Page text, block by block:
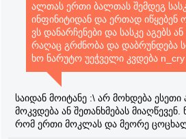
ალთას ერთი ბალთას შემდეგ
ინფინიტიდან და ერთად იწყებენ
ვს დანარჩენები და სასკე აგებს
რაღაც გრძნობა და დაბრუნდება
ხო ნარუტო უეჭველი კვდება n_cry
საიდან მოიტანე :\ არ მოხდება
მოკვდება ან შეთანხმებას
რომ ერთი მოკლას და მეორე